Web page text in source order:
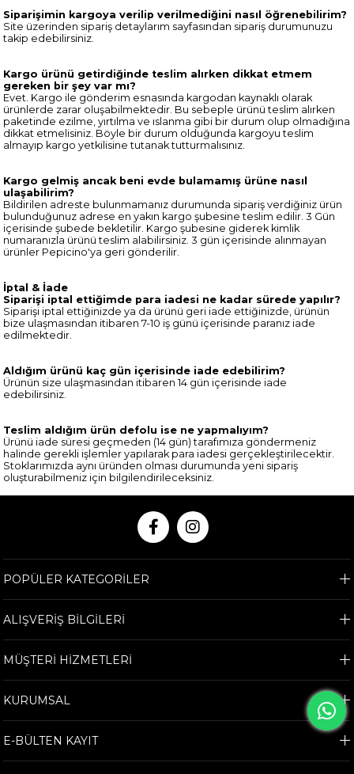
Siparişimin kargoya verilip verilmediğini nasıl öğrenebilirim?
Site üzerinden sipariş detaylarım sayfasından sipariş durumunuzu
takip edebilirsiniz.
Kargo ürünü getirdiğinde teslim alırken dikkat etmem
gereken bir şey var mı?
Evet. Kargo ile gönderim esnasında kargodan kaynaklı olarak
ürünlerde zarar oluşabilmektedir. Bu sebeple ürünü teslim alırken
paketinde ezilme, yırtılma ve ıslanma gibi bir durum olup olmadığına
dikkat etmelisiniz. Böyle bir durum olduğunda kargoyu teslim
almayıp kargo yetkilisine tutanak tutturmalısınız.
Kargo gelmiş ancak beni evde bulamamış ürüne nasıl
ulaşabilirim?
Bildirilen adreste bulunmamanız durumunda sipariş verdiğiniz ürün
bulunduğunuz adrese en yakın kargo şubesine teslim edilir. 3 Gün
içerisinde şubede bekletilir. Kargo şubesine giderek kimlik
numaranızla ürünü teslim alabilirsiniz. 3 gün içerisinde alınmayan
ürünler Pepicino'ya geri gönderilir.
İptal & İade
Siparişi iptal ettiğimde para iadesi ne kadar sürede yapılır?
Siparişi iptal ettiğinizde ya da ürünü geri iade ettiğinizde, ürünün
bize ulaşmasından itibaren 7-10 iş günü içerisinde paranız iade
edilmektedir.
Aldığım ürünü kaç gün içerisinde iade edebilirim?
Ürünün size ulaşmasından itibaren 14 gün içerisinde iade
edebilirsiniz.
Teslim aldığım ürün defolu ise ne yapmalıyım?
Ürünü iade süresi geçmeden (14 gün) tarafımıza göndermeniz
halinde gerekli işlemler yapılarak para iadesi gerçekleştirilecektir.
Stoklarımızda aynı üründen olması durumunda yeni sipariş
oluşturabilmeniz için bilgilendirileceksiniz.
POPÜLER KATEGORİLER
ALIŞVERİŞ BİLGİLERİ
MÜŞTERİ HİZMETLERİ
KURUMSAL
E-BÜLTEN KAYIT